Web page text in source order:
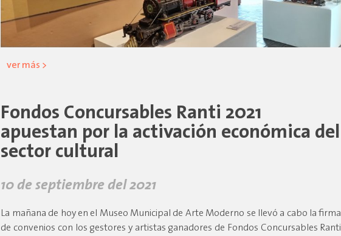
ver más >
Fondos Concursables Ranti 2021
apuestan por la activación económica del
sector cultural
10 de septiembre del 2021
La mañana de hoy en el Museo Municipal de Arte Moderno se llevó a cabo la firma
de convenios con los gestores y artistas ganadores de Fondos Concursables Ranti